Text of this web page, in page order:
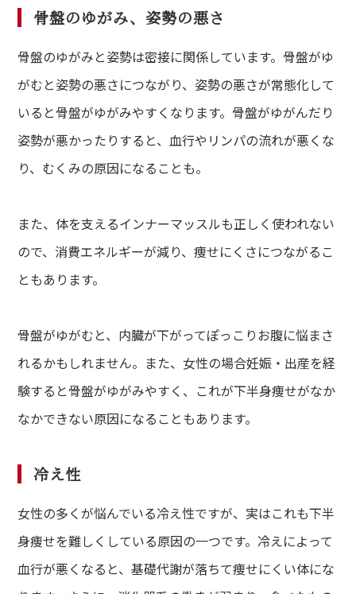
骨盤のゆがみ、姿勢の悪さ
骨盤のゆがみと姿勢は密接に関係しています。骨盤がゆ
がむと姿勢の悪さにつながり、姿勢の悪さが常態化して
いると骨盤がゆがみやすくなります。骨盤がゆがんだり
姿勢が悪かったりすると、血行やリンパの流れが悪くな
り、むくみの原因になることも。
また、体を支えるインナーマッスルも正しく使われない
ので、消費エネルギーが減り、痩せにくさにつながるこ
ともあります。
骨盤がゆがむと、内臓が下がってぽっこりお腹に悩まさ
れるかもしれません。また、女性の場合妊娠・出産を経
験すると骨盤がゆがみやすく、これが下半身痩せがなか
なかできない原因になることもあります。
冷え性
女性の多くが悩んでいる冷え性ですが、実はこれも下半
身痩せを難しくしている原因の一つです。冷えによって
血行が悪くなると、基礎代謝が落ちて痩せにくい体にな